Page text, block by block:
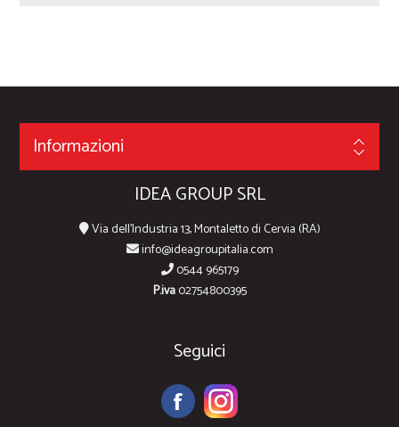
Informazioni
IDEA GROUP SRL
Via dell'Industria 13, Montaletto di Cervia (RA)
info@ideagroupitalia.com
0544 965179
P.iva02754800395
Seguici